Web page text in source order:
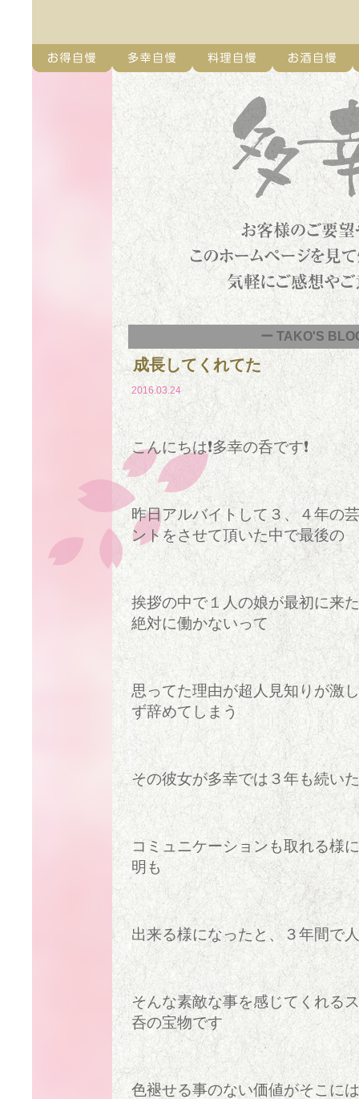
ー TAKO'S
成長してくれてた
2016.03.24
こんにちは❗多幸の呑です❗
昨日アルバイトして３、４年の
ントをさせて頂いた中で最後の
挨拶の中で１人の娘が最初に来
絶対に働かないって
思ってた理由が超人見知りが激
ず辞めてしまう
その彼女が多幸では３年も続い
コミュニケーションも取れる様
明も
出来る様になったと、３年間で
そんな素敵な事を感じてくれる
呑の宝物です
色褪せる事のない価値がそこに